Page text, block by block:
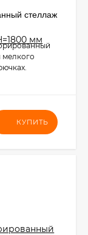
стеллаж
мелкого
КУПИТЬ